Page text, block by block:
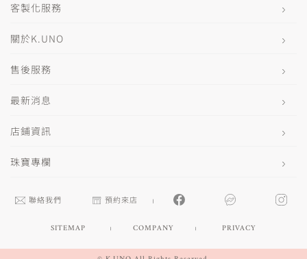
客製化服務
關於K.UNO
售後服務
最新消息
店鋪資訊
珠寶專欄
聯絡我們 預約來店
SITEMAP COMPANY PRIVACY